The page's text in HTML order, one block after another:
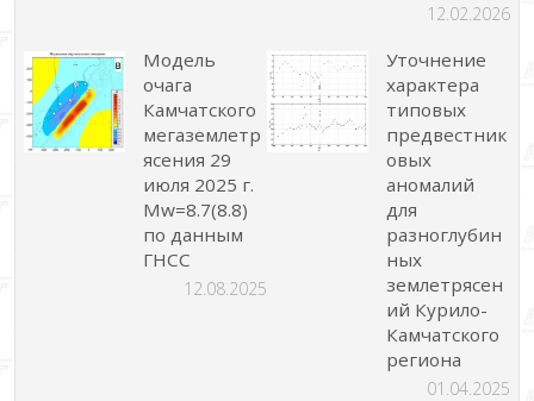
12.02.2026
Модель
очага
Камчатского
мегаземлетр
ясения 29
июля 2025 г.
Mw=8.7(8.8)
по данным
ГНСС
12.08.2025
Уточнение
характера
типовых
предвестник
овых
аномалий
для
разноглубин
ных
землетрясен
ий Курило-
Камчатского
региона
01.04.2025